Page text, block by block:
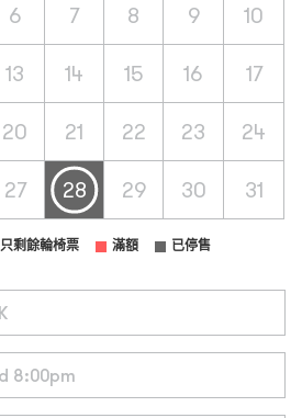
6 7 8 9 10
13 14 15 16 17
20 21 22 23 24
27 28 29 30 31
只剩餘輪椅票 滿額 已停售